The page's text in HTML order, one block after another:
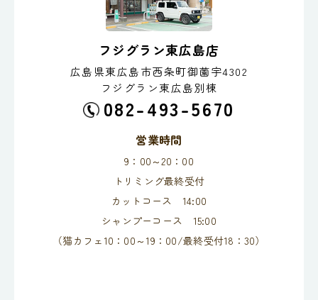
フジグラン東広島店
広島県東広島市西条町御薗宇4302
フジグラン東広島別棟
082-493-5670
営業時間
9：00～20：00
トリミング最終受付
カットコース 14:00
シャンプーコース 15:00
（猫カフェ10：00～19：00/最終受付18：30）